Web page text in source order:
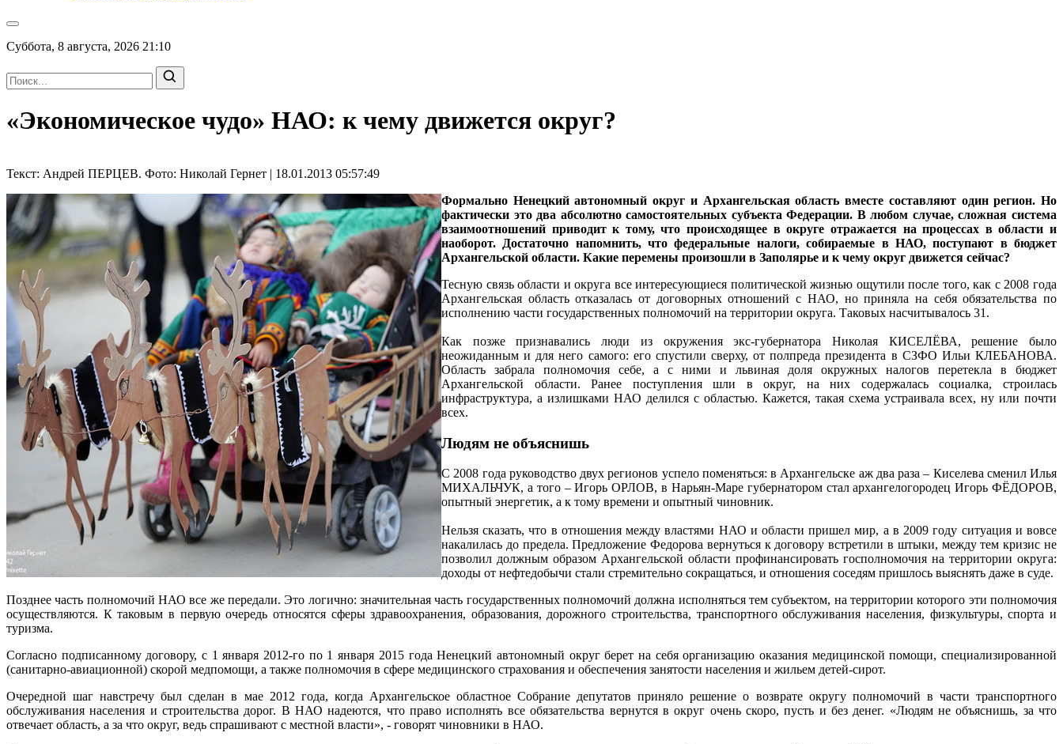
Суббота, 8 августа, 2026 21:10
«Экономическое чудо» НАО: к чему движется округ?
Текст: Андрей ПЕРЦЕВ. Фото: Николай Гернет | 18.01.2013 05:57:49
Формально Ненецкий автономный округ и Архангельская область вместе составляют один регион. Но
фактически это два абсолютно самостоятельных субъекта Федерации. В любом случае, сложная система
взаимоотношений приводит к тому, что происходящее в округе отражается на процессах в области и
наоборот. Достаточно напомнить, что федеральные налоги, собираемые в НАО, поступают в бюджет
Архангельской области. Какие перемены произошли в Заполярье и к чему округ движется сейчас?
Тесную связь области и округа все интересующиеся политической жизнью ощутили после того, как с 2008 года
Архангельская область отказалась от договорных отношений с НАО, но приняла на себя обязательства по
исполнению части государственных полномочий на территории округа. Таковых насчитывалось 31.
Как позже признавались люди из окружения экс-губернатора Николая КИСЕЛЁВА, решение было
неожиданным и для него самого: его спустили сверху, от полпреда президента в СЗФО Ильи КЛЕБАНОВА.
Область забрала полномочия себе, а с ними и львиная доля окружных налогов перетекла в бюджет
Архангельской области. Ранее поступления шли в округ, на них содержалась социалка, строилась
инфраструктура, а излишками НАО делился с областью. Кажется, такая схема устраивала всех, ну или почти
всех.
Людям не объяснишь
С 2008 года руководство двух регионов успело поменяться: в Архангельске аж два раза – Киселева сменил Илья
МИХАЛЬЧУК, а того – Игорь ОРЛОВ, в Нарьян-Маре губернатором стал архангелогородец Игорь ФЁДОРОВ,
опытный энергетик, а к тому времени и опытный чиновник.
Нельзя сказать, что в отношения между властями НАО и области пришел мир, а в 2009 году ситуация и вовсе
накалилась до предела. Предложение Федорова вернуться к договору встретили в штыки, между тем кризис не
позволил должным образом Архангельской области профинансировать госполномочия на территории округа:
доходы от нефтедобычи стали стремительно сокращаться, и отношения соседям пришлось выяснять даже в суде.
Позднее часть полномочий НАО все же передали. Это логично: значительная часть государственных полномочий должна исполняться тем субъектом, на территории которого эти полномочия
осуществляются. К таковым в первую очередь относятся сферы здравоохранения, образования, дорожного строительства, транспортного обслуживания населения, физкультуры, спорта и
туризма.
Согласно подписанному договору, с 1 января 2012-го по 1 января 2015 года Ненецкий автономный округ берет на себя организацию оказания медицинской помощи, специализированной
(санитарно-авиационной) скорой медпомощи, а также полномочия в сфере медицинского страхования и обеспечения занятости населения и жильем детей-сирот.
Очередной шаг навстречу был сделан в мае 2012 года, когда Архангельское областное Собрание депутатов приняло решение о возврате округу полномочий в части транспортного
обслуживания населения и строительства дорог. В НАО надеются, что право исполнять все обязательства вернутся в округ очень скоро, пусть и без денег. «Людям не объяснишь, за что
отвечает область, а за что округ, ведь спрашивают с местной власти», - говорят чиновники в НАО.